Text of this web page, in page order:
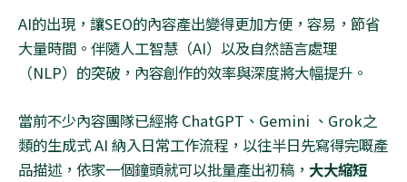
AI的出現，讓SEO的內容產出變得更加方便，容易，節省
大量時間。伴隨人工智慧（AI）以及自然語言處理
（NLP）的突破，內容創作的效率與深度將大幅提升。
當前不少內容團隊已經將ChatGPT 、 Gemini 、Grok之
類的生成式AI 納入日常工作流程，以往半日先寫得完嘅產
品描述，依家一個鐘頭就可以批量產出初稿， 大大縮短